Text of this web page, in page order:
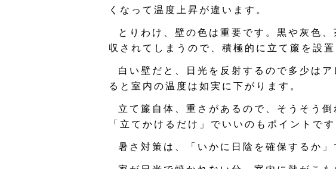
くなって温度上昇が違います。
とりわけ、壁の色は重要です。黒や灰色
収されてしまうので、積極的に立て簾を設置
白い壁だと、日光を反射するので多少は
ると室内の温度は如実に下がります。
立て簾自体、重さがあるので、そうそう
「立てかけるだけ」でいいのもポイントです
暑さ対策は、「いかに日陰を確保するか」